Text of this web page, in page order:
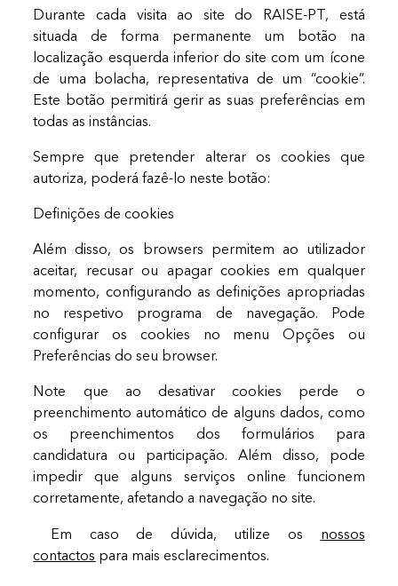
Durante cada visita ao site do RAISE-PT, está
situada de forma permanente um botão na
localização esquerda inferior do site com um ícone
de uma bolacha, representativa de um “cookie”.
Este botão permitirá gerir as suas preferências em
todas as instâncias.
Sempre que pretender alterar os cookies que
autoriza, poderá fazê-lo neste botão:
Definições de cookies
Além disso, os browsers permitem ao utilizador
aceitar, recusar ou apagar cookies em qualquer
momento, configurando as definições apropriadas
no respetivo programa de navegação. Pode
configurar os cookies no menu Opções ou
Preferências do seu browser.
Note que ao desativar cookies perde o
preenchimento automático de alguns dados, como
os preenchimentos dos formulários para
candidatura ou participação. Além disso, pode
impedir que alguns serviços online funcionem
corretamente, afetando a navegação no site.
Em caso de dúvida, utilize os nossos
contactos para mais esclarecimentos.